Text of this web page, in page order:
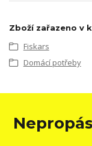
Zboží zařazeno v
Fiskars
Domácí potřeby